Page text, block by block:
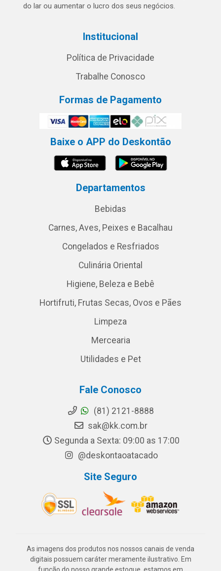
do lar ou aumentar o lucro dos seus negócios.
Institucional
Política de Privacidade
Trabalhe Conosco
Formas de Pagamento
Baixe o APP do Deskontão
Departamentos
Bebidas
Carnes, Aves, Peixes e Bacalhau
Congelados e Resfriados
Culinária Oriental
Higiene, Beleza e Bebê
Hortifruti, Frutas Secas, Ovos e Pães
Limpeza
Mercearia
Utilidades e Pet
Fale Conosco
(81) 2121-8888
sak@kk.com.br
Segunda a Sexta: 09:00 as 17:00
@deskontaoatacado
Site Seguro
As imagens dos produtos nos nossos canais de venda
digitais possuem caráter meramente ilustrativo. Em